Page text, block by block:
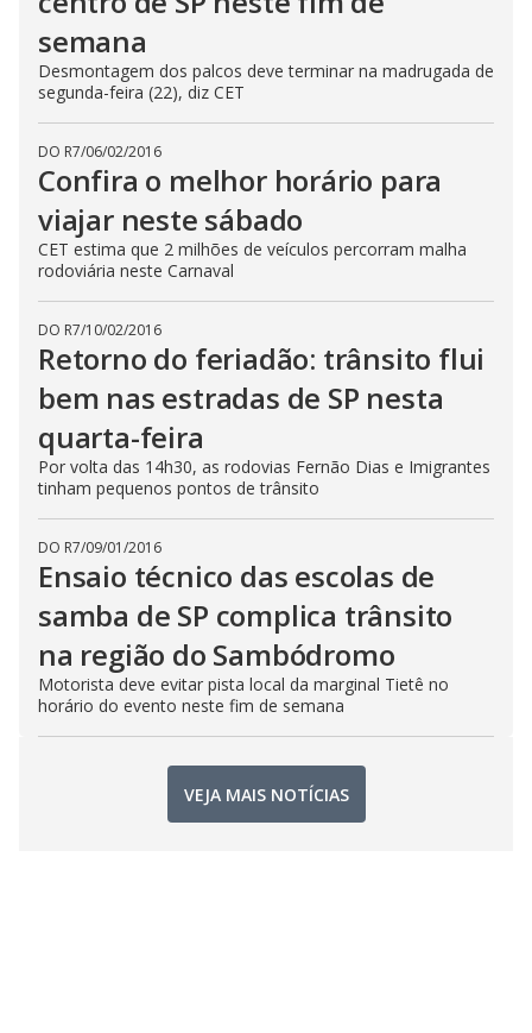
semana
Desmontagem dos palcos deve terminar na madrugada de
segunda-feira (22), diz CET
DO R7/06/02/2016
Confira o melhor horário para
viajar neste sábado
CET estima que 2 milhões de veículos percorram malha
rodoviária neste Carnaval
DO R7/10/02/2016
Retorno do feriadão: trânsito flui
bem nas estradas de SP nesta
quarta-feira
Por volta das 14h30, as rodovias Fernão Dias e Imigrantes
tinham pequenos pontos de trânsito
DO R7/09/01/2016
Ensaio técnico das escolas de
samba de SP complica trânsito
na região do Sambódromo
Motorista deve evitar pista local da marginal Tietê no
horário do evento neste fim de semana
VEJA MAIS NOTÍCIAS